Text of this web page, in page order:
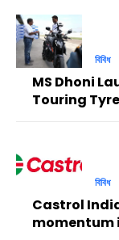
বিবিধ
MS Dhoni
Touring
বিবিধ
Castrol
momentum